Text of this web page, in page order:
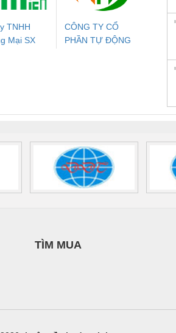
UPS
Rơ Le An Toàn
Bộ
1K5 H
TNHH
Mại SX
CÔNG TY CỔ
PHẦN TỰ ĐỘNG
NAM
TÌM MUA